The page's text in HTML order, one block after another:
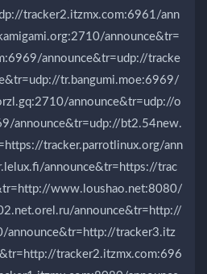
tracker2.itzmx.com:6961/ann
announce&tr=
announce&tr=udp://tracke
tr.bangumi.moe:6969/
announce&tr=udp://o
announce&tr=udp://bt2.54new.
tracker.parrotlinux.org/ann
announce&tr=https://trac
www.loushao.net:8080/
announce&tr=http://
announce&tr=http://tracker3.itz
tracker2.itzmx.com:696